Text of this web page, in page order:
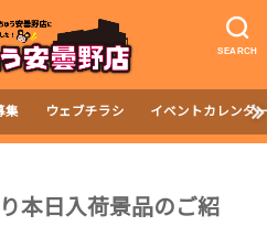
SEARCH
集 ウェブチラシ イベントカレンダ
本日入荷景品のご紹